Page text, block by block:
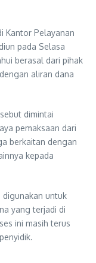
Kantor Pelayanan
pada Selasa
berasal dari pihak
aliran dana
dimintai
pemaksaan dari
berkaitan dengan
kepada
digunakan untuk
yang terjadi di
ini masih terus